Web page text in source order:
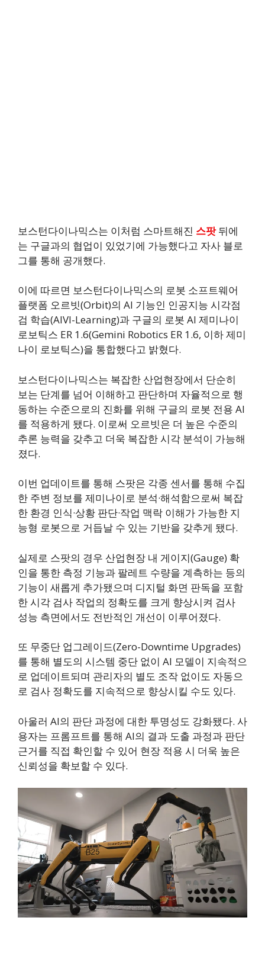
보스턴다이나믹스는 이처럼 스마트해진 스팟뒤에
는 구글과의 협업이 있었기에 가능했다고 자사 블로
그를 통해 공개했다.
이에 따르면 보스턴다이나믹스의 로봇 소프트웨어
플랫폼 오르빗(Orbit)의 AI 기능인 인공지능 시각점
검 학습(AIVI-Learning)과 구글의 로봇 AI 제미나이
로보틱스 ER 1.6(Gemini Robotics ER 1.6, 이하 제미
나이 로보틱스)을 통합했다고 밝혔다.
보스턴다이나믹스는 복잡한 산업현장에서 단순히
보는 단계를 넘어 이해하고 판단하며 자율적으로 행
동하는 수준으로의 진화를 위해 구글의 로봇 전용 AI
를 적용하게 됐다. 이로써 오르빗은 더 높은 수준의
추론 능력을 갖추고 더욱 복잡한 시각 분석이 가능해
졌다.
이번 업데이트를 통해 스팟은 각종 센서를 통해 수집
한 주변 정보를 제미나이로 분석·해석함으로써 복잡
한 환경 인식·상황 판단·작업 맥락 이해가 가능한 지
능형 로봇으로 거듭날 수 있는 기반을 갖추게 됐다.
실제로 스팟의 경우 산업현장 내 게이지(Gauge) 확
인을 통한 측정 기능과 팔레트 수량을 계측하는 등의
기능이 새롭게 추가됐으며 디지털 화면 판독을 포함
한 시각 검사 작업의 정확도를 크게 향상시켜 검사
성능 측면에서도 전반적인 개선이 이루어졌다.
또 무중단 업그레이드(Zero-Downtime Upgrades)
를 통해 별도의 시스템 중단 없이 AI 모델이 지속적으
로 업데이트되며 관리자의 별도 조작 없이도 자동으
로 검사 정확도를 지속적으로 향상시킬 수도 있다.
아울러 AI의 판단 과정에 대한 투명성도 강화됐다. 사
용자는 프롬프트를 통해 AI의 결과 도출 과정과 판단
근거를 직접 확인할 수 있어 현장 적용 시 더욱 높은
신뢰성을 확보할 수 있다.